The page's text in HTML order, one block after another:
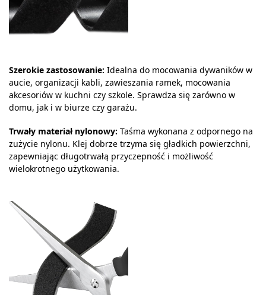
Szerokie zastosowanie: Idealna do mocowania dywaników w
aucie, organizacji kabli, zawieszania ramek, mocowania
akcesoriów w kuchni czy szkole. Sprawdza się zarówno w
domu, jak i w biurze czy garażu.
Trwały materiał nylonowy: Taśma wykonana z odpornego na
zużycie nylonu. Klej dobrze trzyma się gładkich powierzchni,
zapewniając długotrwałą przyczepność i możliwość
wielokrotnego użytkowania.